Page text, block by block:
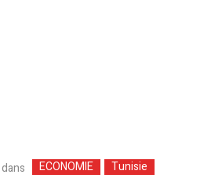
dans ECONOMIE Tunisie